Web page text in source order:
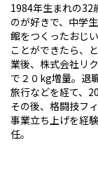
1984年生まれの32
のが好きで、中学
館をつくったおじ
ことができたら、
業後、株式会社リ
で２０kg増量。退
旅行などを経て、
その後、格闘技フ
事業立ち上げを経
任。